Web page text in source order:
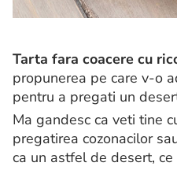
Tarta fara coacere cu
propunerea pe care v-o
pentru a pregati un
Ma gandesc ca veti tine
pregatirea cozonacilor
ca un astfel de desert, ce